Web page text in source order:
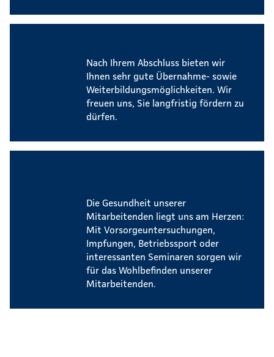
Nach Ihrem Abschluss bieten wir
Ihnen sehr gute Übernahme- sowie
Weiterbildungsmöglichkeiten. Wir
freuen uns, Sie langfristig fördern zu
dürfen.
Die Gesundheit unserer
Mitarbeitenden liegt uns am Herzen:
Mit Vorsorgeuntersuchungen,
Impfungen, Betriebssport oder
interessanten Seminaren sorgen wir
für das Wohlbefinden unserer
Mitarbeitenden.